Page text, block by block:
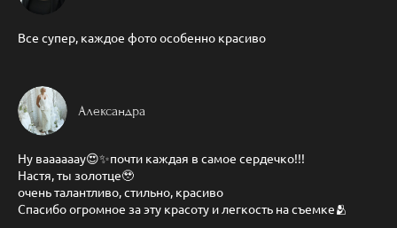
Все супер, каждое фото особенно красиво
Александра
Ну ваааааау😍✨почти каждая в самое сердечко!!!
Настя, ты золотце🥹
очень талантливо, стильно, красиво
Спасибо огромное за эту красоту и легкость на съемке🫂